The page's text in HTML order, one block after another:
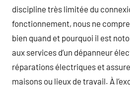
discipline très limitée du
fonctionnement, nous ne
bien quand et pourquoi il est
aux services d’un dépanneur
réparations électriques et
maisons ou lieux de travail. À